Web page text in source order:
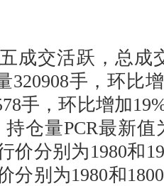
交活跃，总成
320908手，环比
手，环比增加
仓量PCR最新
价分别为1980和
分别为1980和